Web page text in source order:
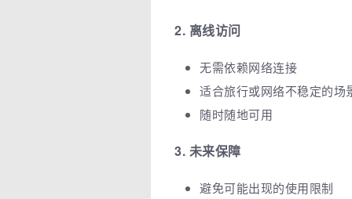
2. 离线访问
无需依赖网络连接
适合旅行或网络不稳定的场
随时随地可用
3. 未来保障
避免可能出现的使用限制